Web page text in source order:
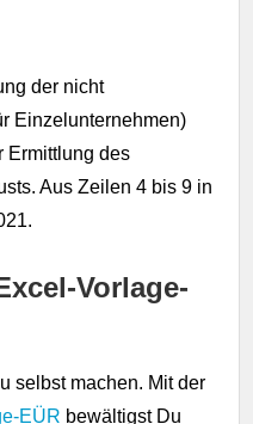
der nicht
Einzelunternehmen)
Ermittlung des
Aus Zeilen 4 bis 9 in
Vorlage-
selbst machen. Mit der
EÜR bewältigst Du